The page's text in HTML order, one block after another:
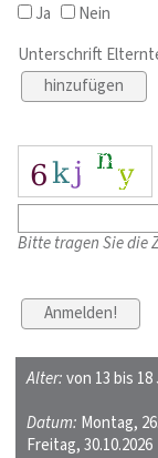
Ja
Nein
Unterschrift
hinzufügen
Bitte tragen Sie die
Alter:von 13 bis
Datum: Montag,
Freitag, 30.10.2026